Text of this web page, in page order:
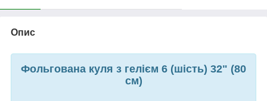
Опис
Фольгована куля з гелієм 6 (шість) 32" (80
см)